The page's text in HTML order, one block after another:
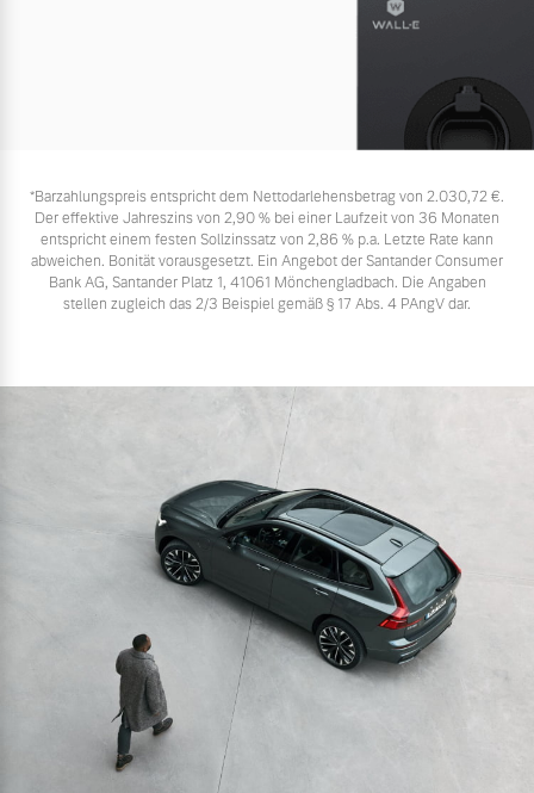
*Barzahlungspreis entspricht dem Nettodarlehensbetrag von 2.030,72 €.
Der effektive Jahreszins von 2,90 % bei einer Laufzeit von 36 Monaten
entspricht einem festen Sollzinssatz von 2,86 % p.a. Letzte Rate kann
abweichen. Bonität vorausgesetzt. Ein Angebot der Santander Consumer
Bank AG, Santander Platz 1, 41061 Mönchengladbach. Die Angaben
stellen zugleich das 2/3 Beispiel gemäß § 17 Abs. 4 PAngV dar.